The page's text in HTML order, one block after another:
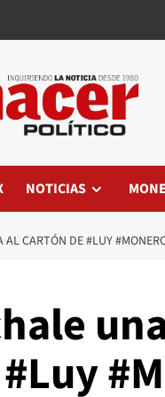
NOTICIAS
AL CARTÓN DE #LUY